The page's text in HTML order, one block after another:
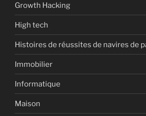
Growth Hacking
High tech
Histoires de réussites de navires de
Immobilier
Informatique
Maison